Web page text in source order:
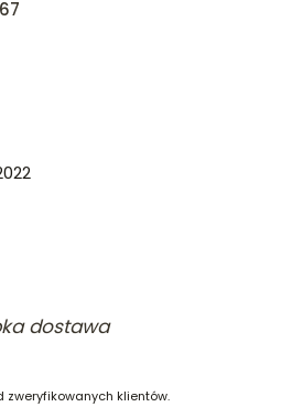
dostawa
zweryfikowanych klientów.